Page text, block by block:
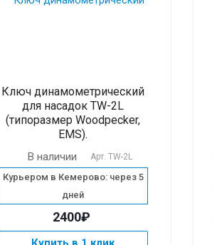
Ключ динамометрический
для насадок TW-2L
(типоразмер Woodpecker,
EMS).
В наличии Арт.TW-2L
Курьером в Кемерово: через 5
дней
2400₽